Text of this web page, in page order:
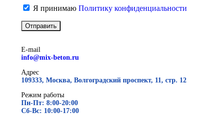
Я принимаю Политику конфиденциальности
E-mail
info@mix-beton.ru
Адрес
109333, Москва, Волгоградский проспект, 11, стр. 12
Режим работы
Пн-Пт: 8:00-20:00
Сб-Вс: 10:00-17:00